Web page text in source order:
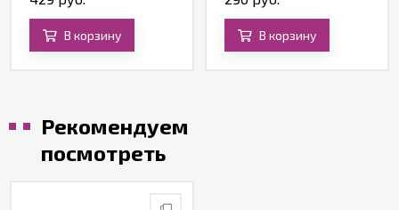
В корзину В корзину
Рекомендуем
посмотреть